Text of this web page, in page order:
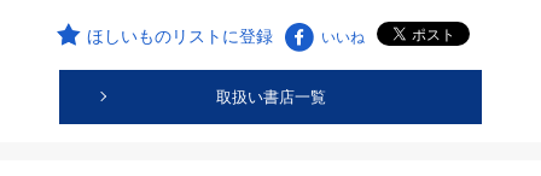
ほしいものリストに登録 いいね
取扱い書店一覧